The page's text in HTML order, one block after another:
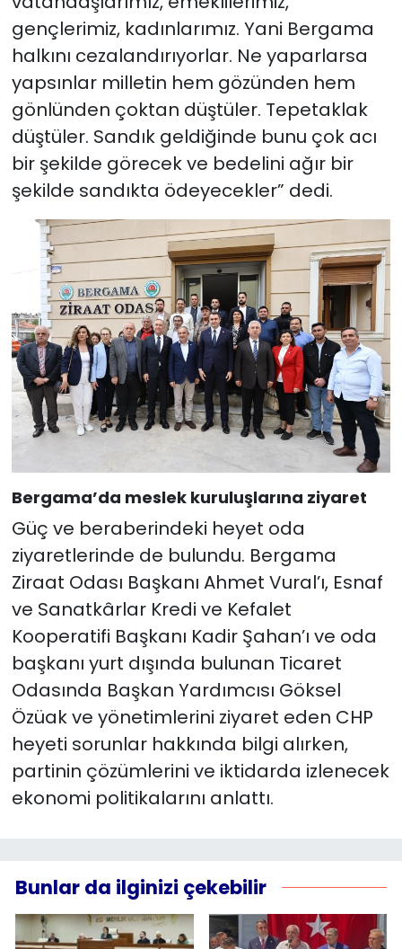
gençlerimiz, kadınlarımız. Yani Bergama
halkını cezalandırıyorlar. Ne yaparlarsa
yapsınlar milletin hem gözünden hem
gönlünden çoktan düştüler. Tepetaklak
düştüler. Sandık geldiğinde bunu çok acı
bir şekilde görecek ve bedelini ağır bir
şekilde sandıkta ödeyecekler” dedi.
Bergama’da meslek kuruluşlarına ziyaret
Güç ve beraberindeki heyet oda
ziyaretlerinde de bulundu. Bergama
Ziraat Odası Başkanı Ahmet Vural’ı, Esnaf
ve Sanatkârlar Kredi ve Kefalet
Kooperatifi Başkanı Kadir Şahan’ı ve oda
başkanı yurt dışında bulunan Ticaret
Odasında Başkan Yardımcısı Göksel
Özüak ve yönetimlerini ziyaret eden CHP
heyeti sorunlar hakkında bilgi alırken,
partinin çözümlerini ve iktidarda izlenecek
ekonomi politikalarını anlattı.
Bunlar da ilginizi çekebilir